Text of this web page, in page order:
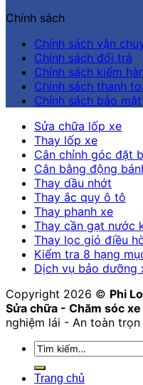
Chính sách
Chính sách vận
Chính sách đổi trả
Chính sách kiểm
Chính sách thanh
Chính sách bảo mật
Sửa chữa lốp xe
Thay lốp xe
Cân chỉnh góc đặt
Cân bằng động
Thay dầu nhớt
Thay ắc quy ô tô
Thay phanh xe
Thay cần gạt nước
Thay lọc gió điều
Kiểm tra 8 hạng
Dịch vụ bảo dưỡng
Copyright 2026 © Phi
Sửa chữa - Chăm sóc
nghiệm lái - An toàn trọn
Tìm
kiếm:
Trang chủ